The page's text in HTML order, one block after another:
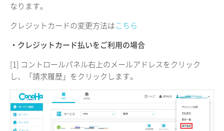
なります。
クレジットカードの変更方法はこちら
・クレジットカード払いをご利用の場合
[1] コントロールパネル右上のメールアドレスをクリック
し、「請求履歴」をクリックします。